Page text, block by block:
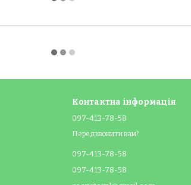
Контактна інформація
097-413-78-58
Передзвонити вам?
097-413-78-58
097-413-78-58